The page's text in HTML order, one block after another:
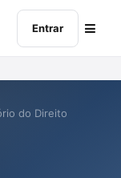
Entrar
do Direito